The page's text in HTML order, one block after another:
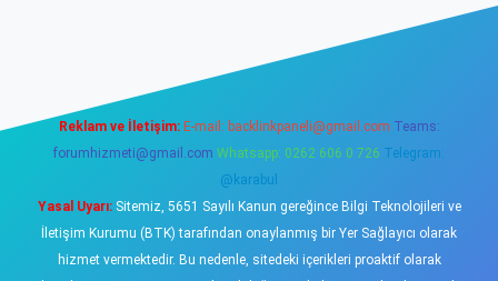
Reklam ve İletişim: E-mail: backlinkpaneli@gmail.com Teams:
forumhizmeti@gmail.com Whatsapp: 0262 606 0 726 Telegram:
@karabul
Yasal Uyarı:Sitemiz, 5651 Sayılı Kanun gereğince Bilgi Teknolojileri ve
İletişim Kurumu (BTK) tarafından onaylanmış bir Yer Sağlayıcı olarak
hizmet vermektedir. Bu nedenle, sitedeki içerikleri proaktif olarak